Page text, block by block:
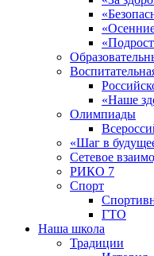
«Наше
Олимпиады
«Шаг в
Сетевое
РИКО 7
Спорт
ГТО
Наша школа
Традиции